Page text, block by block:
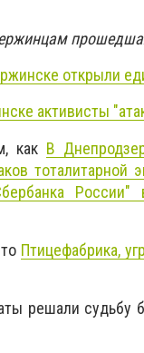
открыли
активисты
как В
тоталитарной
Птицефабрика,
решали судьбу